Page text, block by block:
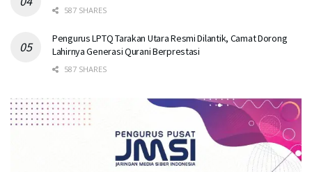
587 SHARES
Pengurus LPTQ Tarakan Utara Resmi Dilantik, Camat Dorong
Lahirnya Generasi Qurani Berprestasi
587 SHARES